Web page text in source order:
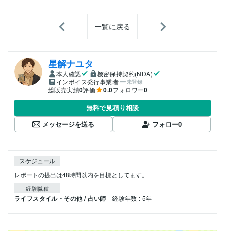
一覧に戻る
星解ナユタ
本人確認
機密保持契約(NDA)
インボイス発行事業者
未登録
総販売実績0評価 0.0フォロワー0
無料で見積り相談
メッセージを送る
フォロー0
スケジュール
レポートの提出は48時間以内を目標としてます。
経験職種
ライフスタイル・その他 / 占い師 経験年数 : 5年